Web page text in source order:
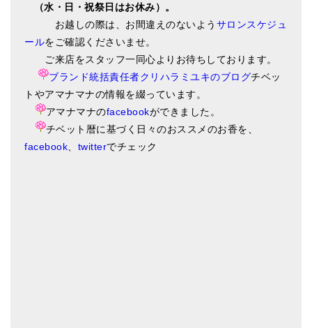
（水・日・祝祭日はお休み）。
お越しの際は、お間違えのないよう サロンスケジュ
ールをご確認くださいませ。
ご来店をスタッフ一同心よりお待ちしております。
ブランド統括責任者クリハラミユキのブログチベッ
トやアマナマナの情報を綴っています。
アマナマナのfacebookができました。
チベット暦に基づく日々のおススメのお香を、
facebook
twitterでチェック